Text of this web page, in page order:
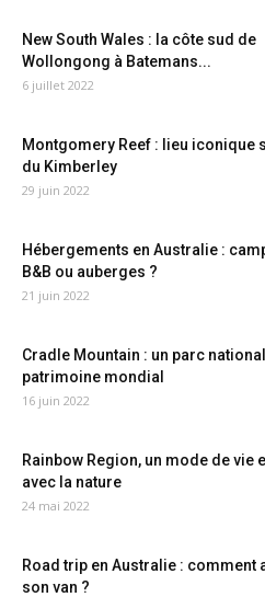
New South Wales : la côte sud de
Wollongong à Batemans...
6 juillet 2022
Montgomery Reef : lieu iconique
du Kimberley
29 juin 2022
Hébergements en Australie :
B&B ou auberges ?
21 juin 2022
Cradle Mountain : un parc
patrimoine mondial
16 juin 2022
Rainbow Region, un mode de vie
avec la nature
24 mai 2022
Road trip en Australie : comment
son van ?